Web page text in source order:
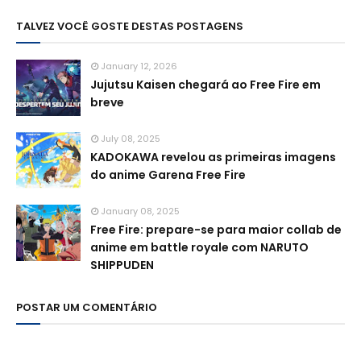
TALVEZ VOCÊ GOSTE DESTAS POSTAGENS
January 12, 2026
Jujutsu Kaisen chegará ao Free Fire em
breve
July 08, 2025
KADOKAWA revelou as primeiras imagens
do anime Garena Free Fire
January 08, 2025
Free Fire: prepare-se para maior collab de
anime em battle royale com NARUTO
SHIPPUDEN
POSTAR UM COMENTÁRIO